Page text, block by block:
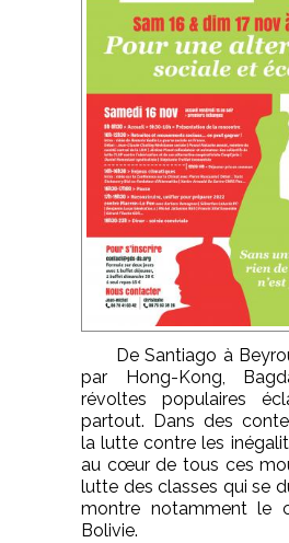
De Santiago à
par Hong-Kong,
révoltes populaires
partout. Dans des
la lutte contre les
au cœur de tous ces
lutte des classes qui se
montre notamment le
Bolivie.